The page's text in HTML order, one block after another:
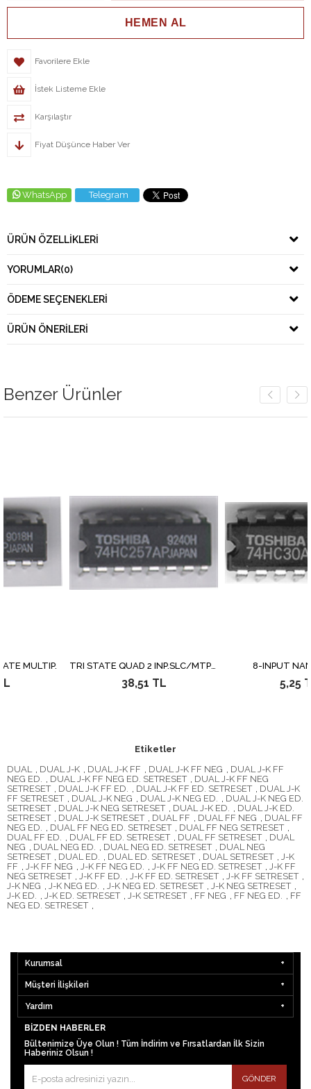
Favorilere Ekle
İstek Listeme Ekle
Karşılaştır
Fiyat Düşünce Haber Ver
WhatsApp Telegram
ÜRÜN ÖZELLIKLERI
YORUMLAR(0)
ÖDEME SEÇENEKLERI
ÜRÜN ÖNERILERI
Benzer Ürünler
TRI STATE QUAD 2 INP.SLC/MTPX.
38,51 TL
8-INPUT NAND
5,25 TL
Etiketler
DUAL , DUAL J-K , DUAL J-K FF , DUAL J-K FF NEG , DUAL J-K FF
NEG ED. , DUAL J-K FF NEG ED. SETRESET , DUAL J-K FF NEG
SETRESET , DUAL J-K FF ED. , DUAL J-K FF ED. SETRESET , DUAL J-K
FF SETRESET , DUAL J-K NEG , DUAL J-K NEG ED. , DUAL J-K NEG ED.
SETRESET , DUAL J-K NEG SETRESET , DUAL J-K ED. , DUAL J-K ED.
SETRESET , DUAL J-K SETRESET , DUAL FF , DUAL FF NEG , DUAL FF
NEG ED. , DUAL FF NEG ED. SETRESET , DUAL FF NEG SETRESET ,
DUAL FF ED. , DUAL FF ED. SETRESET , DUAL FF SETRESET , DUAL
NEG , DUAL NEG ED. , DUAL NEG ED. SETRESET , DUAL NEG
SETRESET , DUAL ED. , DUAL ED. SETRESET , DUAL SETRESET , J-K
FF , J-K FF NEG , J-K FF NEG ED. , J-K FF NEG ED. SETRESET , J-K FF
NEG SETRESET , J-K FF ED. , J-K FF ED. SETRESET , J-K FF SETRESET ,
J-K NEG , J-K NEG ED. , J-K NEG ED. SETRESET , J-K NEG SETRESET ,
J-K ED. , J-K ED. SETRESET , J-K SETRESET , FF NEG , FF NEG ED. , FF
NEG ED. SETRESET ,
Kurumsal
Müşteri İlişkileri
Yardım
BIZDEN HABERLER
Bültenimize Üye Olun ! Tüm İndirim ve Fırsatlardan İlk Sizin
Haberiniz Olsun !
GÖNDER